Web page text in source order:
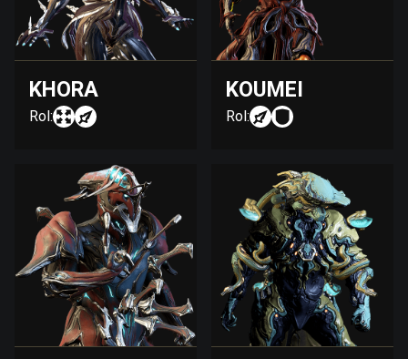
KHORA
Rol:
KOUMEI
Rol: